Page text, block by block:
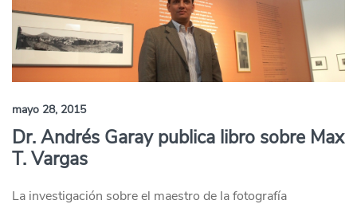
mayo 28, 2015
Dr. Andrés Garay publica libro sobre Max
T. Vargas
La investigación sobre el maestro de la fotografía